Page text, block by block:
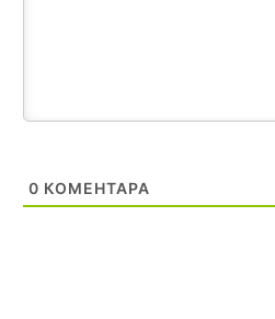
0 КОМЕНТАРА
glasova" i manipulacija kroz
zapravo glasaju po nalogu